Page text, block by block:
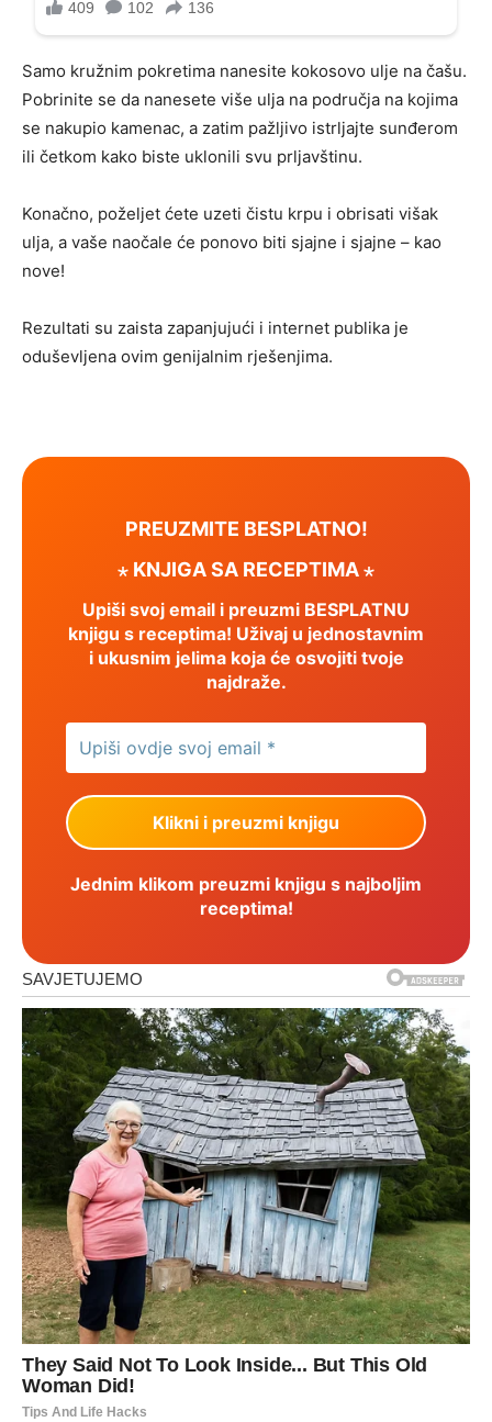
Samo kružnim pokretima nanesite kokosovo ulje na čašu.
Pobrinite se da nanesete više ulja na područja na kojima
se nakupio kamenac, a zatim pažljivo istrljajte sunđerom
ili četkom kako biste uklonili svu prljavštinu.
Konačno, poželjet ćete uzeti čistu krpu i obrisati višak
ulja, a vaše naočale će ponovo biti sjajne i sjajne – kao
nove!
Rezultati su zaista zapanjujući i internet publika je
oduševljena ovim genijalnim rješenjima.
PREUZMITE BESPLATNO!
⋆ KNJIGA SA RECEPTIMA ⋆
Upiši svoj email i preuzmi BESPLATNU
knjigu s receptima! Uživaj u jednostavnim
i ukusnim jelima koja će osvojiti tvoje
najdraže.
Jednim klikom preuzmi knjigu s najboljim
receptima!